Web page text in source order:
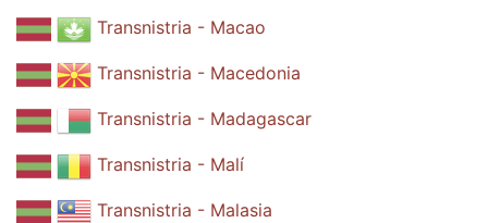
Transnistria - Macao
Transnistria - Macedonia
Transnistria - Madagascar
Transnistria - Malí
Transnistria - Malasia